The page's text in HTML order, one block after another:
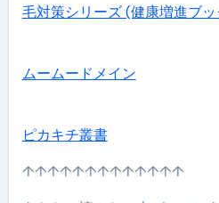
毛対策シリーズ (健康増進ブ
ムームードメイン
ピカキチ叢書
↑↑↑↑↑↑↑↑↑↑↑↑↑